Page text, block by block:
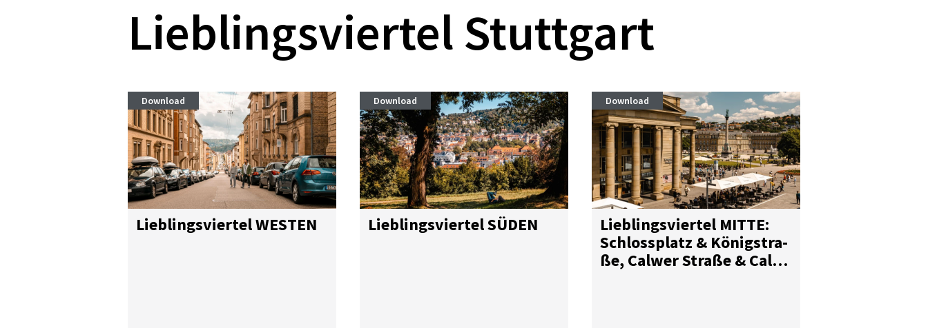
Lieblingsviertel Stuttgart
Download
Lieb­lings­vier­tel WES­TEN
Download
Lieb­lings­vier­tel SÜ­DEN
Download
Lieb­lings­vier­tel MIT­TE:
Schloss­platz & Kö­nig­stra­
ße, Cal­wer Stra­ße & Cal­